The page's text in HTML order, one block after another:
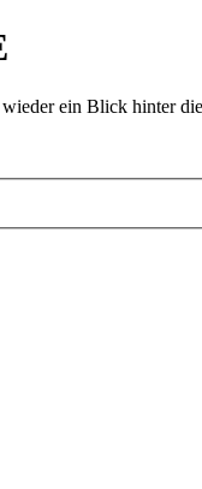
ein Blick hinter